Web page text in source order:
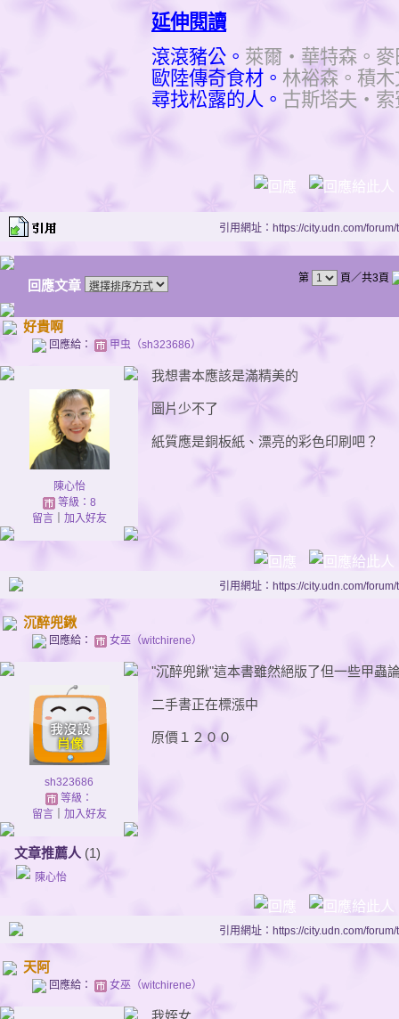
延伸閱讀
滾滾豬公。 萊爾‧華特森。麥
歐陸傳奇食材。 林裕森。積
尋找松露的人。 古斯塔夫‧
引用網址：https://city.udn.com/
回應文章 第 頁／共3頁
好貴啊
回應給： 甲虫（sh323686）
陳心怡
等級：8
留言｜ 加入好友
我想書本應該是滿精美的
圖片少不了
紙質應是銅板紙、漂亮的彩色印刷吧？
引用網址：https://city.udn.com/
沉醉兜鍬
回應給： 女巫（witchirene）
sh323686
等級：
留言｜ 加入好友
文章推薦人 (1)
陳心怡
"沉醉兜鍬"這本書雖然絕版了但一些甲蟲
二手書正在標漲中
原價１２００
引用網址：https://city.udn.com/
天阿
回應給： 女巫（witchirene）
我姪女